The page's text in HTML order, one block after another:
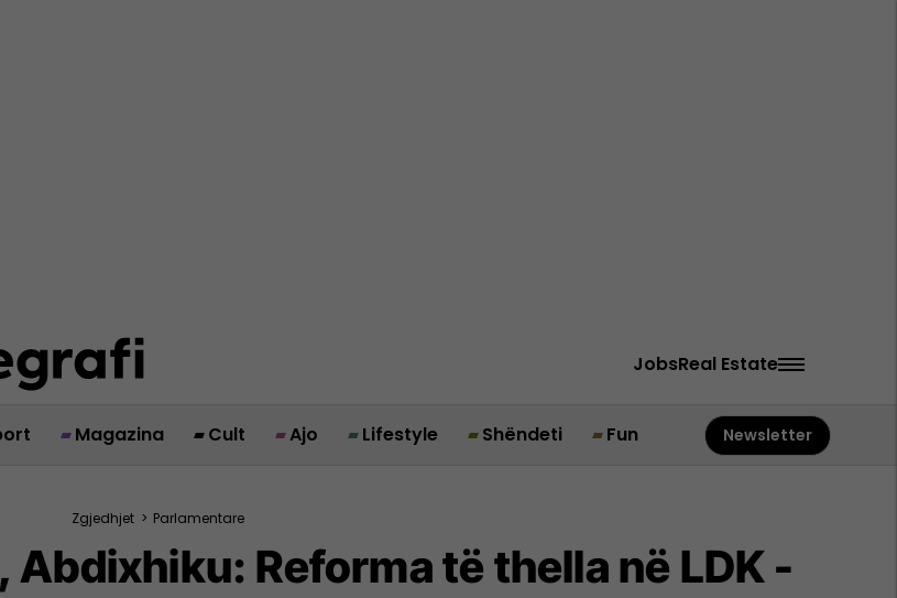
JobsReal Estate
Magazina Cult Ajo Lifestyle Shëndeti Fun Newsletter
Zgjedhjet > Parlamentare
Reforma të thella në LDK -